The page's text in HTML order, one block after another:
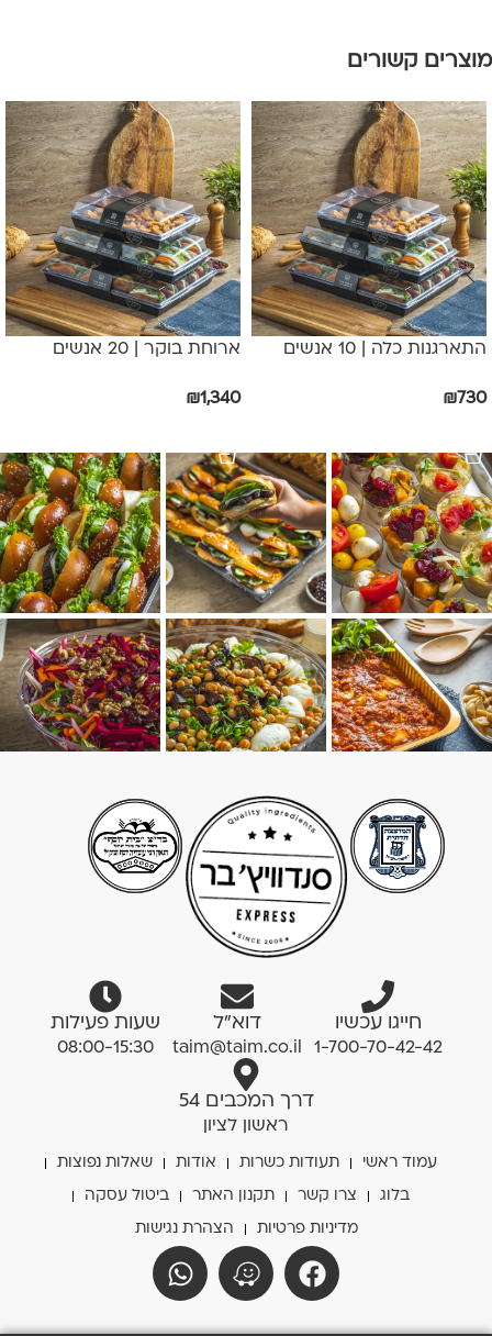
מוצרים קשורים
התארגנות כלה | 10 אנשים
₪730
ארוחת בוקר | 20 אנשים
₪1,340
חייגו עכשיו
1-700-70-42-42
דוא”ל
taim@taim.co.il
שעות פעילות
08:00-15:30
דרך המכבים 54
ראשון לציון
עמוד ראשי תעודות כשרות אודות שאלות נפוצות
בלוג צרו קשר תקנון האתר ביטול עסקה
מדיניות פרטיות הצהרת נגישות